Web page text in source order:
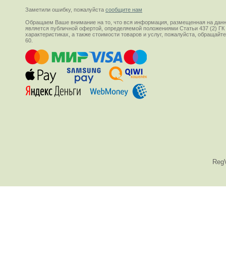
Заметили ошибку, пожалуйста сообщите нам
Обращаем Ваше внимание на то, что вся информация, размещенная на
является публичной офертой, определяемой положениями Статьи 437 (2)
характеристиках, а также стоимости товаров и услуг, пожалуйста,
60.